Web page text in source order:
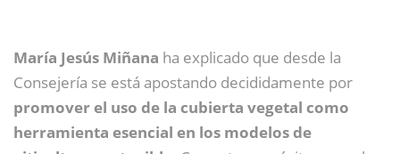
María Jesús Miñana ha explicado que desde la
Consejería se está apostando decididamente por
promover el uso de la cubierta vegetal como
herramienta esencial en los modelos de